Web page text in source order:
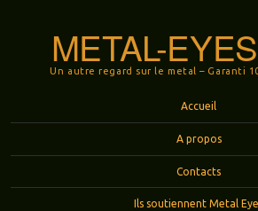
METAL-
Un autre regard sur le metal – Garanti
Accueil
A propos
Contacts
Ils soutiennent Metal